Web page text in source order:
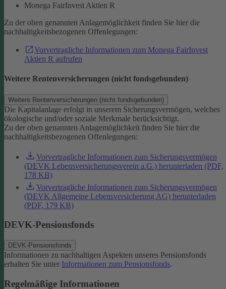
Monega FairInvest Aktien R
Zu der oben genannten Anlagemöglichkeit finden Sie hier die
nachhaltigkeitsbezogenen Offenlegungen:
Vorvertragliche Informationen zum Monega FairInvest
Aktien R aufrufen
Weitere Rentenversicherungen (nicht fondsgebunden)
Weitere Rentenversicherungen (nicht fondsgebunden)
Die Kapitalanlage erfolgt in unserem Sicherungsvermögen, welches
ökologische und/oder soziale Merkmale berücksichtigt.
Zu der oben genannten Anlagemöglichkeit finden Sie hier die
nachhaltigkeitsbezogenen Offenlegungen:
Vorvertragliche Informationen zum Sicherungsvermögen
(DEVK Lebensversicherungsverein a.G.) herunterladen (PDF,
178 KB)
Vorvertragliche Informationen zum Sicherungsvermögen
(DEVK Allgemeine Lebensversicherung AG) herunterladen
(PDF, 179 KB)
DEVK-Pensionsfonds
DEVK-Pensionsfonds
Informationen zu nachhaltigen Aspekten unseres Pensionsfonds
erhalten Sie unter Informationen zum Pensionsfonds.
Regelmäßige Informationen